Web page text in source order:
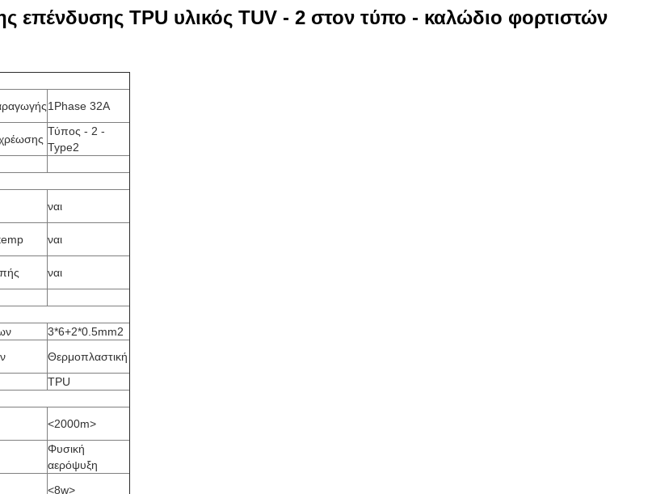
επένδυσης TPU υλικός TUV - 2 στον τύπο - καλώδιο φορτιστών
1Phase 32A
Τύπος - 2 -
Type2
ναι
ναι
ναι
3*6+2*0.5mm2
Θερμοπλαστική
TPU
<2000m>
Φυσική
αερόψυξη
<8w>